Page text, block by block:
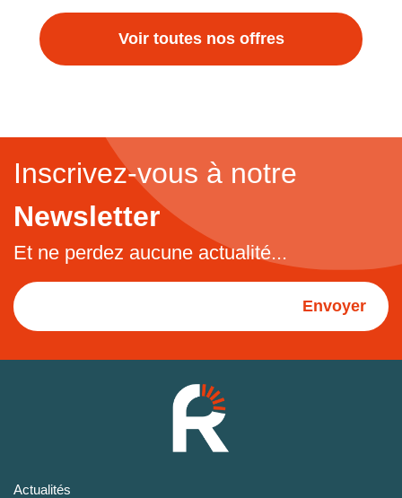
Voir toutes nos offres
Inscrivez-vous à notre
Newsletter
Et ne perdez aucune actualité...
Envoyer
Actualités